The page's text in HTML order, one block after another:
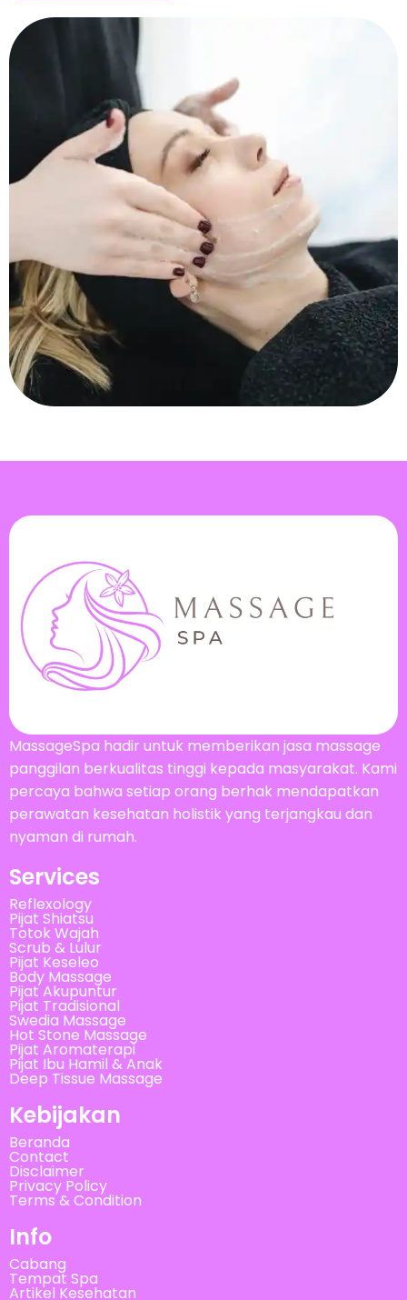
MassageSpa hadir untuk memberikan jasa massage
panggilan berkualitas tinggi kepada masyarakat. Kami
percaya bahwa setiap orang berhak mendapatkan
perawatan kesehatan holistik yang terjangkau dan
nyaman di rumah.
Services
Reflexology
Pijat Shiatsu
Totok Wajah
Scrub & Lulur
Pijat Keseleo
Body Massage
Pijat Akupuntur
Pijat Tradisional
Swedia Massage
Hot Stone Massage
Pijat Aromaterapi
Pijat Ibu Hamil & Anak
Deep Tissue Massage
Kebijakan
Beranda
Contact
Disclaimer
Privacy Policy
Terms & Condition
Info
Cabang
Tempat Spa
Artikel Kesehatan